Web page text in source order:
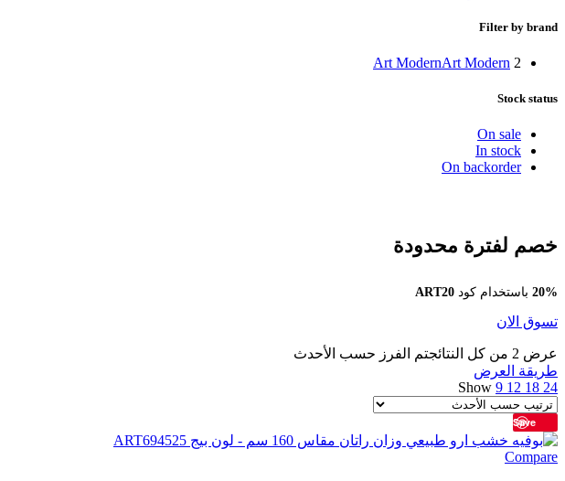
Filter by brand
Art ModernArt Modern 2
Stock status
On sale
In stock
On backorder
خصم لفترة محدودة
20% باستخدام كود ART20
تسوق الان
عرض ⁦2⁩ من كل النتائج
تم الفرز حسب الأحدث
طريقة العرض
Show 9 12 18 24
Save
Compare